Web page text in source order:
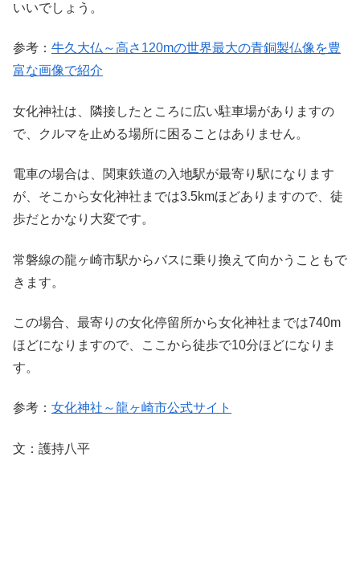
いいでしょう。
参考： 牛久大仏～高さ120mの世界最大の青銅製仏像を豊
富な画像で紹介
女化神社は、隣接したところに広い駐車場がありますの
で、クルマを止める場所に困ることはありません。
電車の場合は、関東鉄道の入地駅が最寄り駅になります
が、そこから女化神社までは3.5kmほどありますので、徒
歩だとかなり大変です。
常磐線の龍ヶ崎市駅からバスに乗り換えて向かうこともで
きます。
この場合、最寄りの女化停留所から女化神社までは740m
ほどになりますので、ここから徒歩で10分ほどになりま
す。
参考： 女化神社～龍ヶ崎市公式サイト
文：護持八平